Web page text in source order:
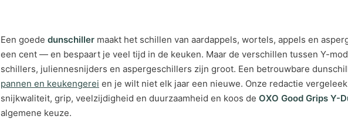
Een goede dunschiller maakt het schillen van aardappels, wortels, appels en
een cent — en bespaart je veel tijd in de keuken. Maar de verschillen tussen Y-
schillers, juliennesnijders en aspergeschillers zijn groot. Een betrouwbare
pannen en keukengerei en je wilt niet elk jaar een nieuwe. Onze redactie
snijkwaliteit, grip, veelzijdigheid en duurzaamheid en koos de OXO Good Grips Y-
algemene keuze.